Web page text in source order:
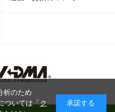
析のため
ついては「ク
承諾する